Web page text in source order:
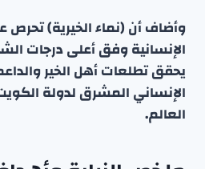
وأضاف أن (نماء الخيرية) تحرص
الإنسانية وفق أعلى درجات
يحقق تطلعات أهل الخير
الإنساني المشرق لدولة
العالم.